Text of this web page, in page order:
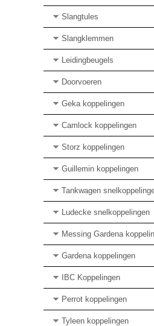
Slangtules
Slangklemmen
Leidingbeugels
Doorvoeren
Geka koppelingen
Camlock koppelingen
Storz koppelingen
Guillemin koppelingen
Tankwagen
Ludecke snelkoppelingen
Messing Gardena
Gardena koppelingen
IBC Koppelingen
Perrot koppelingen
Tyleen koppelingen